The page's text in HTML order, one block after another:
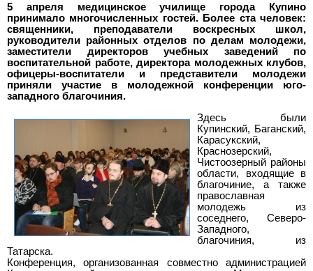
5 апреля медицинское училище города Купино
принимало многочисленных гостей. Более ста человек:
священники, преподаватели воскресных школ,
руководители районных отделов по делам молодежи,
заместители директоров учебных заведений по
воспитательной работе, директора молодежных клубов,
офицеры-воспитатели и представители молодежи
приняли участие в молодежной конференции юго-
западного благочиния.
Здесь были
Купинский, Баганский,
Карасукский,
Краснозерский,
Чистоозерный районы
области, входящие в
благочиние, а также
православная
молодежь из
соседнего, Северо-
Западного,
благочиния, из
Татарска.
Конференция, организованная совместно администрацией